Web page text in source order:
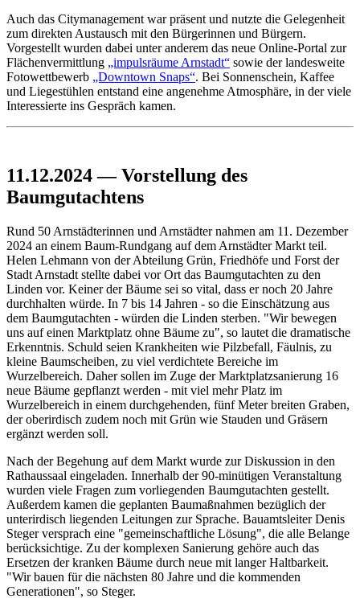
Auch das Citymanagement war präsent und nutzte die Gelegenheit
zum direkten Austausch mit den Bürgerinnen und Bürgern.
Vorgestellt wurden dabei unter anderem das neue Online-Portal zur
Flächenvermittlung „impulsräume Arnstadt“ sowie der landesweite
Fotowettbewerb „Downtown Snaps“. Bei Sonnenschein, Kaffee
und Liegestühlen entstand eine angenehme Atmosphäre, in der viele
Interessierte ins Gespräch kamen.
11.12.2024 — Vorstellung des
Baumgutachtens
Rund 50 Arnstädterinnen und Arnstädter nahmen am 11. Dezember
2024 an einem Baum-Rundgang auf dem Arnstädter Markt teil.
Helen Lehmann von der Abteilung Grün, Friedhöfe und Forst der
Stadt Arnstadt stellte dabei vor Ort das Baumgutachten zu den
Linden vor. Keiner der Bäume sei so vital, dass er noch 20 Jahre
durchhalten würde. In 7 bis 14 Jahren - so die Einschätzung aus
dem Baumgutachten - würden die Linden sterben. "Wir bewegen
uns auf einen Marktplatz ohne Bäume zu", so lautet die dramatische
Erkenntnis. Schuld seien Krankheiten wie Pilzbefall, Fäulnis, zu
kleine Baumscheiben, zu viel verdichtete Bereiche im
Wurzelbereich. Daher sollen im Zuge der Marktplatzsanierung 16
neue Bäume gepflanzt werden - mit viel mehr Platz im
Wurzelbereich in einem durchgehenden, fünf Meter breiten Graben,
der oberirdisch zudem noch mit Grün wie Stauden und Gräsern
ergänzt werden soll.
Nach der Begehung auf dem Markt wurde zur Diskussion in den
Rathaussaal eingeladen. Innerhalb der 90-minütigen Veranstaltung
wurden viele Fragen zum vorliegenden Baumgutachten gestellt.
Außerdem kamen die geplanten Baumaßnahmen bezüglich der
unterirdisch liegenden Leitungen zur Sprache. Bauamtsleiter Denis
Steger versprach eine "gemeinschaftliche Lösung", die alle Belange
berücksichtige. Zu der komplexen Sanierung gehöre auch das
Ersetzen der kranken Bäume durch neue mit langer Haltbarkeit.
"Wir bauen für die nächsten 80 Jahre und die kommenden
Generationen", so Steger.